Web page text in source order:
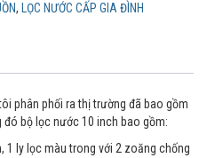
, LỌC NƯỚC CẤP GIA ĐÌNH
phân phối ra thị trường đã bao gồm
đó bộ lọc nước 10 inch bao gồm:
1 ly lọc màu trong với 2 zoăng chống